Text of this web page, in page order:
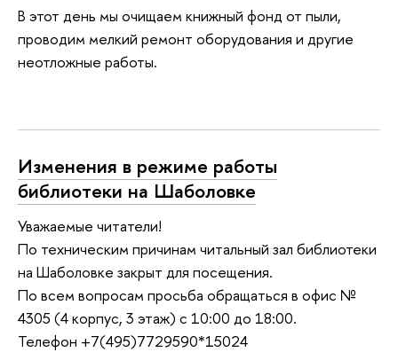
В этот день мы очищаем книжный фонд от пыли,
проводим мелкий ремонт оборудования и другие
неотложные работы.
Изменения в режиме работы
библиотеки на Шаболовке
Уважаемые читатели!
По техническим причинам читальный зал библиотеки
на Шаболовке закрыт для посещения.
По всем вопросам просьба обращаться в офис №
4305 (4 корпус, 3 этаж) с 10:00 до 18:00.
Телефон +7(495)7729590*15024